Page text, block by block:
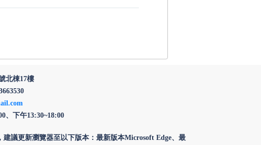
北棟17樓
、下午13:30~18:00
議更新瀏覽器至以下版本：最新版本Microsoft Edge、最